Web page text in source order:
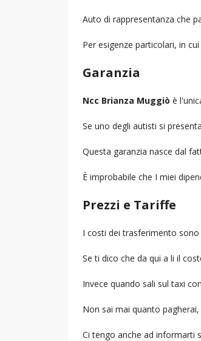
Auto di rappresentanza che
Per esigenze particolari, in
Garanzia
Ncc Brianza Muggiò è
Se uno degli autisti si
Questa garanzia nasce dal
È improbabile che I miei
Prezzi e Tariffe
I costi dei trasferimento
Se ti dico che da qui a li il
Invece quando sali sul taxi
Non sai mai quanto
Ci tengo anche ad informarti